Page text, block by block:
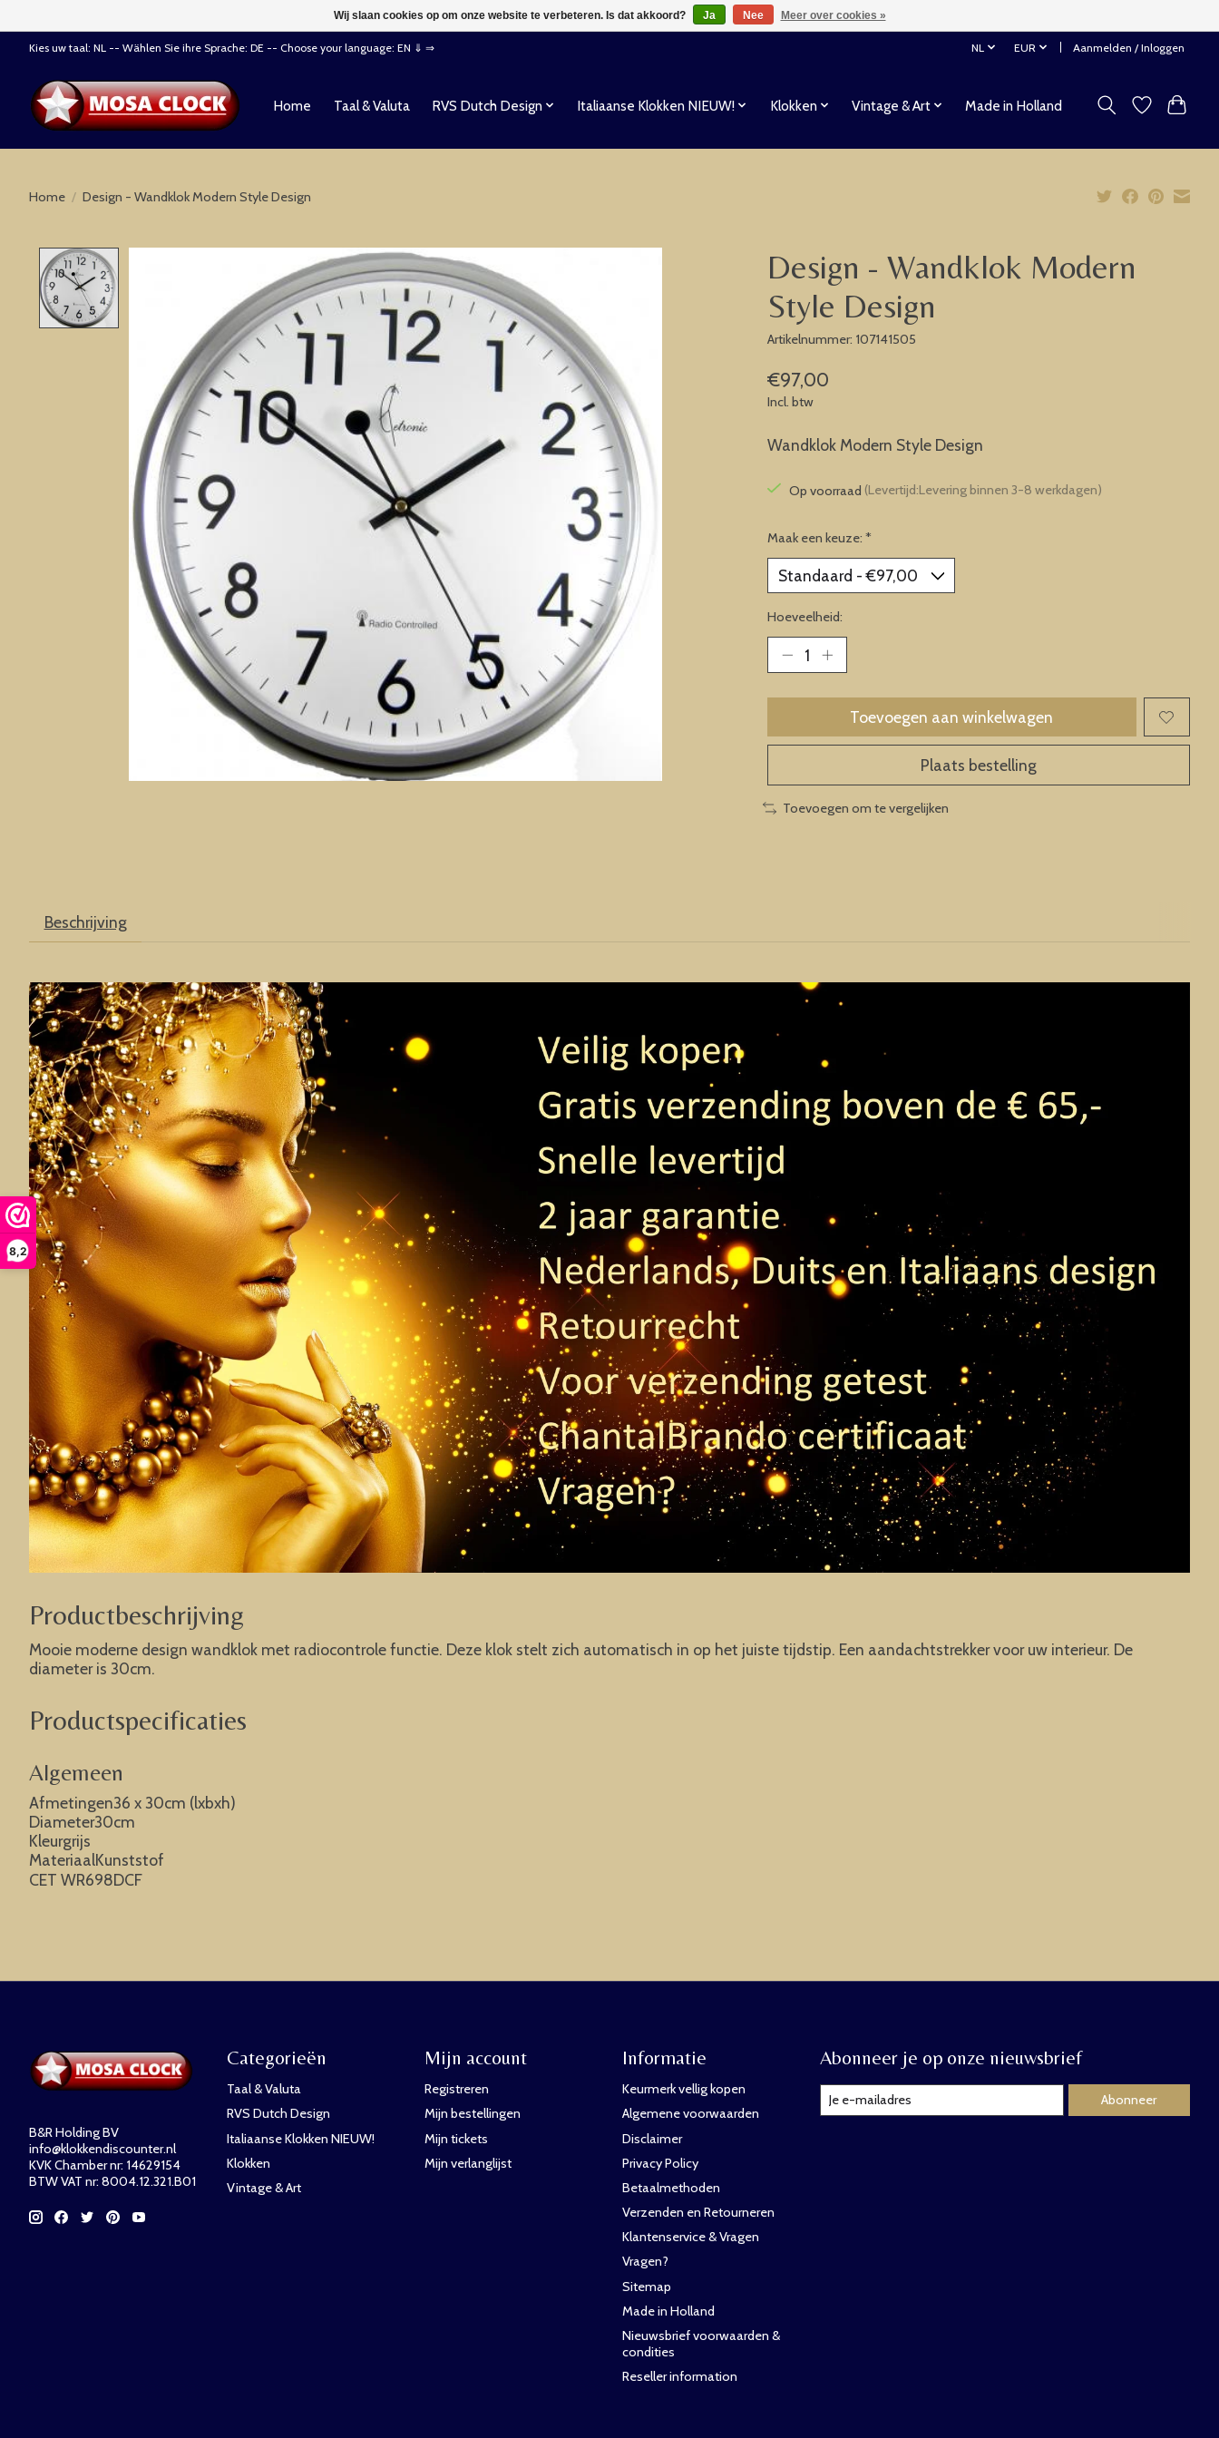
8,2
Kies uw taal: NL -- Wählen Sie ihre Sprache: DE -- Choose your language: EN ⇓ ⇒ NL EUR Aanmelden / Inloggen
Home Taal & Valuta RVS Dutch Design Italiaanse Klokken NIEUW! Klokken Vintage & Art Made in Holland
Home / Design - Wandklok Modern Style Design
Product image slideshow Items
Design - Wandklok Modern
Style Design
Artikelnummer: 107141505
€97,00
Incl. btw
Wandklok Modern Style Design
Op voorraad (Levertijd:Levering binnen 3-8 werkdagen)
Maak een keuze: *
Hoeveelheid:
Toevoegen aan winkelwagen
Plaats bestelling
Toevoegen om te vergelijken
Beschrijving
Productbeschrijving
Mooie moderne design wandklok met radiocontrole functie. Deze klok stelt zich automatisch in op het juiste tijdstip. Een aandachtstrekker voor uw interieur. De
diameter is 30cm.
Productspecificaties
Algemeen
Afmetingen36 x 30cm (lxbxh)
Diameter30cm
Kleurgrijs
MateriaalKunststof
CET WR698DCF
B&R Holding BV
info@klokkendiscounter.nl
KVK Chamber nr: 14629154
BTW VAT nr: 8004.12.321.B01
Categorieën
Taal & Valuta
RVS Dutch Design
Italiaanse Klokken NIEUW!
Klokken
Vintage & Art
Mijn account
Registreren
Mijn bestellingen
Mijn tickets
Mijn verlanglijst
Informatie
Keurmerk vellig kopen
Algemene voorwaarden
Disclaimer
Privacy Policy
Betaalmethoden
Verzenden en Retourneren
Klantenservice & Vragen
Vragen?
Sitemap
Made in Holland
Nieuwsbrief voorwaarden &
condities
Reseller information
Abonneer je op onze nieuwsbrief
Abonneer
Wij slaan cookies op om onze website te verbeteren. Is dat akkoord? Ja Nee Meer over cookies »